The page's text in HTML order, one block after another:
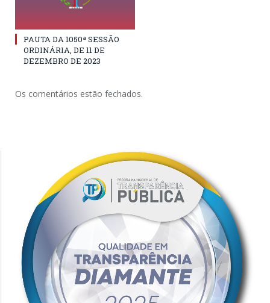
PAUTA DA 1050ª SESSÃO
ORDINÁRIA, DE 11 DE
DEZEMBRO DE 2023
Os comentários estão fechados.